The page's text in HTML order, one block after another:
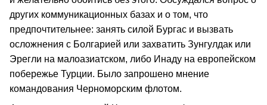
других коммуникационных базах и о том, что
предпочтительнее: занять силой Бургас и вызвать
осложнения с Болгарией или захватить Зунгулдак или
Эрегли на малоазиатском, либо Инаду на европейском
побережье Турции. Было запрошено мнение
командования Черноморским флотом.